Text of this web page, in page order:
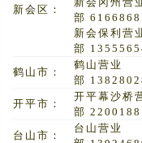
新会区：
部 6166868
新会保利营
部
鹤山市：
鹤山营业
部
开平市：
开平幕沙桥
部 2200188
台山市：
台山营业